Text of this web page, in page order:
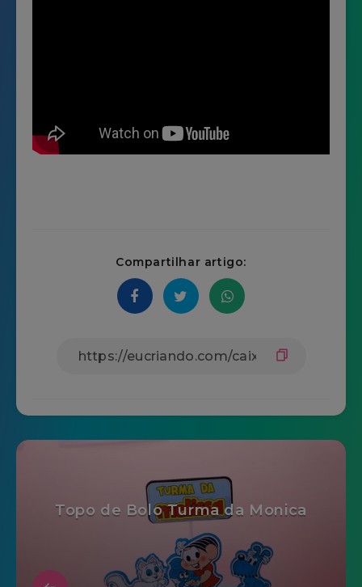
Compartilhar artigo:
Topo de Bolo Turma da Monica